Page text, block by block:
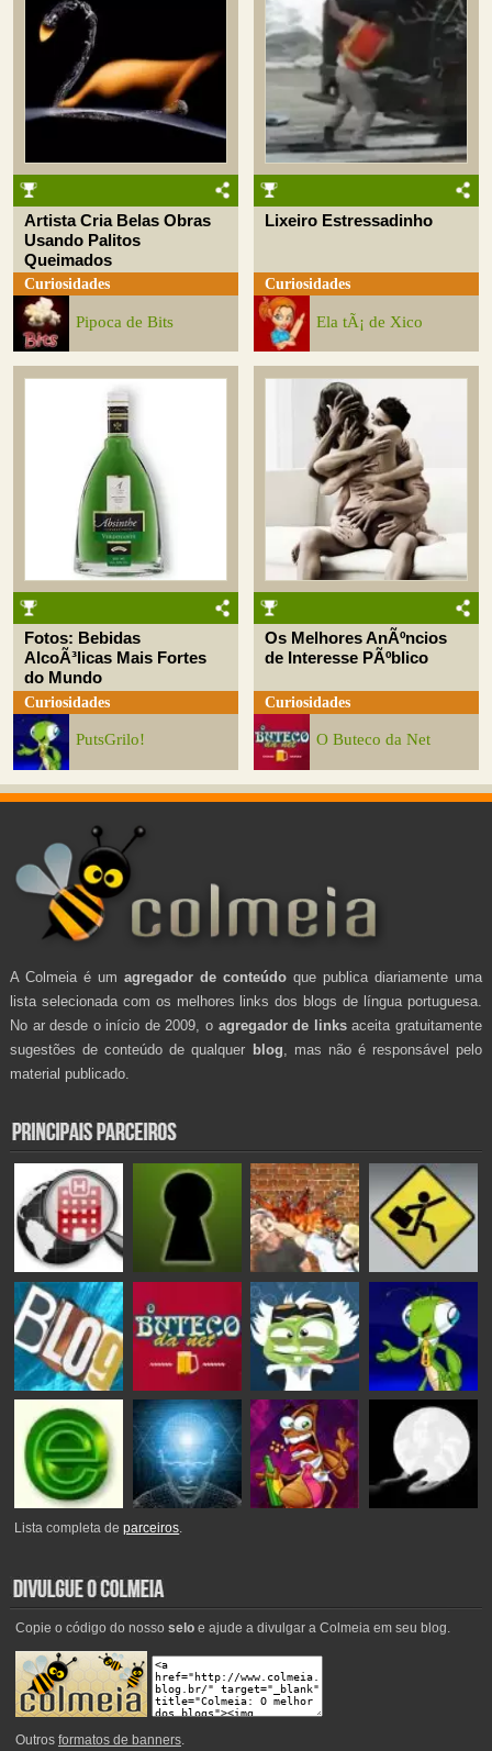
Artista Cria Belas Obras
Usando Palitos
Queimados
Curiosidades
Pipoca de Bits
Lixeiro Estressadinho
Curiosidades
Ela tÃ¡ de Xico
Fotos: Bebidas
AlcoÃ³licas Mais Fortes
do Mundo
Curiosidades
PutsGrilo!
Os Melhores AnÃºncios
de Interesse PÃºblico
Curiosidades
O Buteco da Net
A Colmeia é um agregador de conteúdo que publica diariamente uma
lista selecionada com os melhores links dos blogs de língua portuguesa.
No ar desde o início de 2009, o agregador de linksaceita gratuitamente
sugestões de conteúdo de qualquer blog , mas não é responsável pelo
material publicado.
Lista completa deparceiros.
Copie o código do nosso seloe ajude a divulgar a Colmeia em seu blog.
Outros formatos de banners.